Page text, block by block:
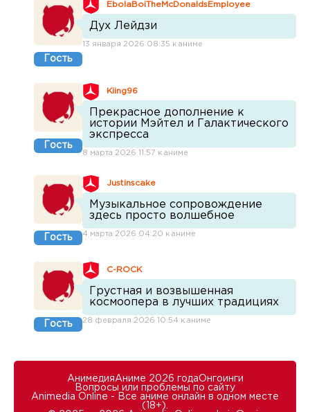
Гость
EbolaBoiTheMcDonaldsEmployee
Дух Лейдзи
13 января 2026 08:35 к аниме
Гость
Kiing96
Прекрасное дополнение к
истории Мэйтел и Галактического
экспресса
8 марта 2026 11:57 к аниме
Гость
Justinscake
Музыкальное сопровождение
здесь просто волшебное
4 марта 2026 04:20 к аниме
Гость
C-ROCK
Грустная и возвышенная
космоопера в лучших традициях
28 февраля 2026 10:54 к аниме
АнимедияАниме 2026 годаОнгоинги
Вопросы или проблемы по сайту
Animedia Online - Все аниме онлайн в одном месте
(18+).